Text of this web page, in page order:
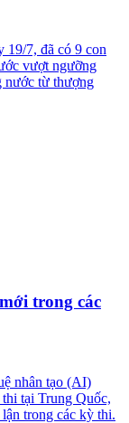
19/7, đã có 9 con
vượt ngưỡng
nước từ thượng
trong các
nhân tạo (AI)
tại Trung Quốc,
trong các kỳ thi.